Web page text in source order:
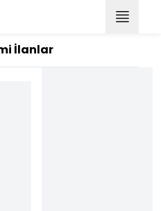
İlanlar